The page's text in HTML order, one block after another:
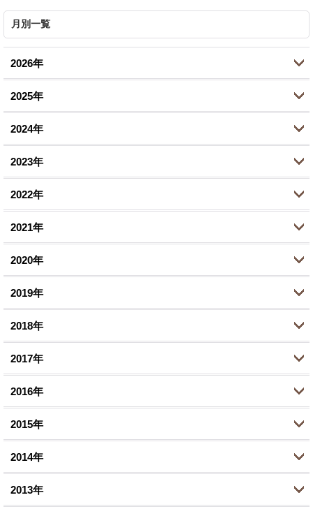
月別一覧
2026年
6月 (5)
5月 (1)
4月 (1)
2月 (1)
1月 (1)
2025年
8月 (2)
6月 (1)
2月 (1)
1月 (1)
2024年
10月 (1)
8月 (1)
7月 (1)
1月 (1)
2023年
9月 (1)
8月 (1)
6月 (1)
3月 (1)
1月 (2)
2022年
10月 (2)
9月 (2)
8月 (1)
5月 (2)
3月 (4)
2021年
11月 (2)
9月 (3)
8月 (1)
7月 (1)
6月 (1)
2020年
10月 (1)
8月 (2)
7月 (2)
6月 (1)
4月 (5)
2019年
11月 (4)
10月 (5)
9月 (2)
8月 (3)
6月 (7)
2018年
11月 (2)
10月 (1)
9月 (3)
8月 (4)
2017年
11月 (4)
10月 (5)
9月 (2)
2016年
11月 (2)
10月 (3)
2015年
11月 (1)
2014年
2013年